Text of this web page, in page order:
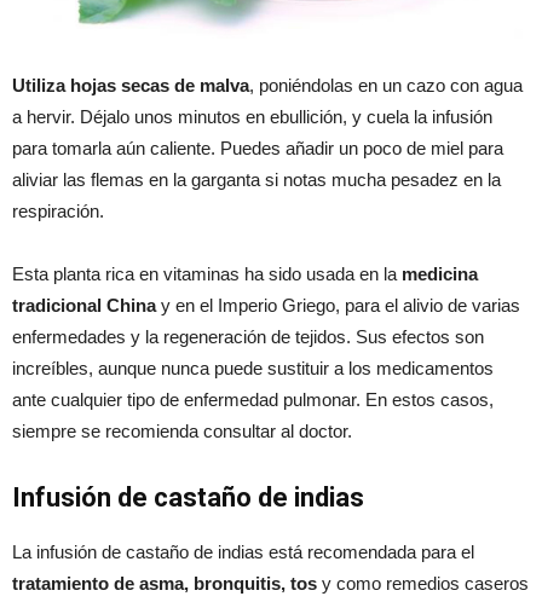
Utiliza hojas secas de malva, poniéndolas en un cazo con agua
a hervir. Déjalo unos minutos en ebullición, y cuela la infusión
para tomarla aún caliente. Puedes añadir un poco de miel para
aliviar las flemas en la garganta si notas mucha pesadez en la
respiración.
Esta planta rica en vitaminas ha sido usada en la medicina
tradicional Chinay en el Imperio Griego, para el alivio de varias
enfermedades y la regeneración de tejidos. Sus efectos son
increíbles, aunque nunca puede sustituir a los medicamentos
ante cualquier tipo de enfermedad pulmonar. En estos casos,
siempre se recomienda consultar al doctor.
Infusión de castaño de indias
La infusión de castaño de indias está recomendada para el
tratamiento de asma, bronquitis, tos y como remedios caseros